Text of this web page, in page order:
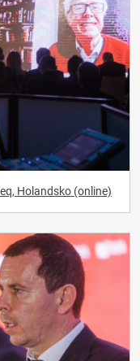
Holandsko (online)